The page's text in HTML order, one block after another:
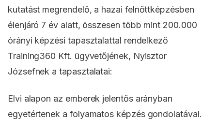
kutatást megrendelő, a hazai felnőttképzésben
élenjáró 7 év alatt, összesen több mint 200.000
órányi képzési tapasztalattal rendelkező
Training360 Kft. ügyvetőjének, Nyisztor
Józsefnek a tapasztalatai:
Elvi alapon az emberek jelentős arányban
egyetértenek a folyamatos képzés gondolatával.